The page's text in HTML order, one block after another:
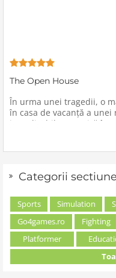
The Open House
În urma unei tragedii, o
în casa de vacanţă a
inexplicabile conspiră
Categorii sectiune
Sports Simulation
Go4games.ro
Fighting
Platformer